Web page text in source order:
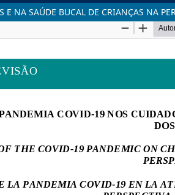
NA SAÚDE BUCAL DE CRIANÇAS NA